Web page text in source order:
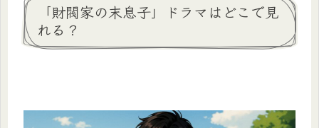
「財閥家の末息子」ドラマはどこで見
れる？